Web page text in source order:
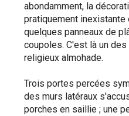
abondamment, la
pratiquement
quelques panneaux de
coupoles. C'est là un
religieux almohade.
Trois portes percées
des murs latéraux
porches en saillie ; une